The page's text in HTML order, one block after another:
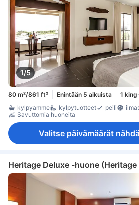
1/5
80 m²/861 ft² Enintään 5 aikuista
1
kylpyamme
kylpytuotteet peili
Savuttomia huoneita
Valitse päivämäärät
Heritage Deluxe -huone (Heritage